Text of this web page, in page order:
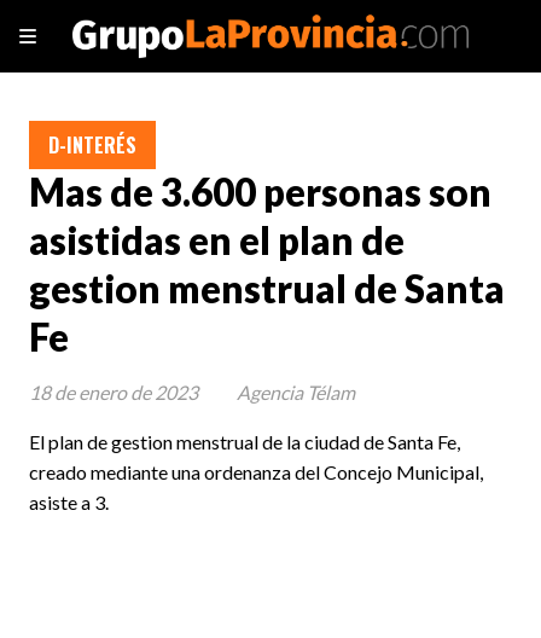
Mas de 3.600 personas son
asistidas en el plan de
gestion menstrual de Santa
Fe
El plan de gestion menstrual de la ciudad de Santa Fe,
creado mediante una ordenanza del Concejo Municipal,
asiste a 3.
D-INTERÉS
18 de enero de 2023 Agencia Télam